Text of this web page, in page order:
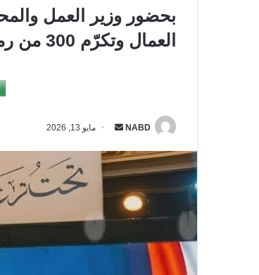
بحضور وزير العمل
العمال وتكرّم 300 من رموزها
NABD
س
ل
ب
د
مايو 13, 2026